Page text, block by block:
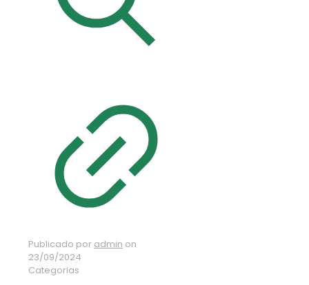
Publicado por admin on
23/09/2024
Categorias